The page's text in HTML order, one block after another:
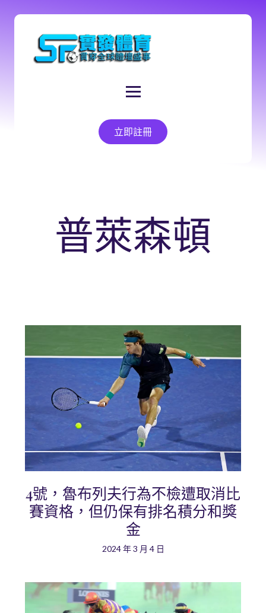
立即註冊
普萊森頓
4號，魯布列夫行為不檢遭取消比
賽資格，但仍保有排名積分和獎
金
2024 年 3 月 4 日